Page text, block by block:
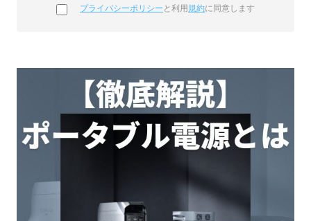
プライバシーポリシー と利用規約に同意します